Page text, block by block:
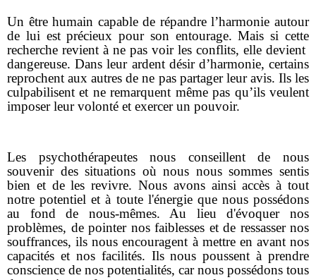
Un être humain capable de répandre l’harmonie autour
de lui est précieux pour son entourage. Mais si cette
recherche revient à ne pas voir les conflits, elle devient
dangereuse. Dans leur ardent désir d’harmonie, certains
reprochent aux autres de ne pas partager leur avis. Ils les
culpabilisent et ne remarquent même pas qu’ils veulent
imposer leur volonté et exercer un pouvoir.
Les psychothérapeutes nous conseillent de nous
souvenir des situations où nous nous sommes sentis
bien et de les revivre. Nous avons ainsi accès à tout
notre potentiel et à toute l'énergie que nous possédons
au fond de nous-mêmes. Au lieu d'évoquer nos
problèmes, de pointer nos faiblesses et de ressasser nos
souffrances, ils nous encouragent à mettre en avant nos
capacités et nos facilités. Ils nous poussent à prendre
conscience de nos potentialités, car nous possédons tous